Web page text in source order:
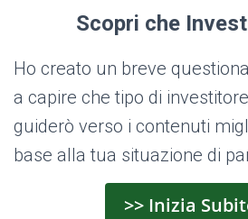
Scopri che
Ho creato un breve
a capire che tipo di
guiderò verso i contenuti
base alla tua situazione di
>> Inizia